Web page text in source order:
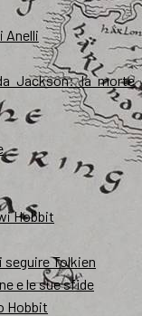
Anelli
Jackson: la morte
Hobbit
seguire Tolkien
e le sue sfide
Hobbit